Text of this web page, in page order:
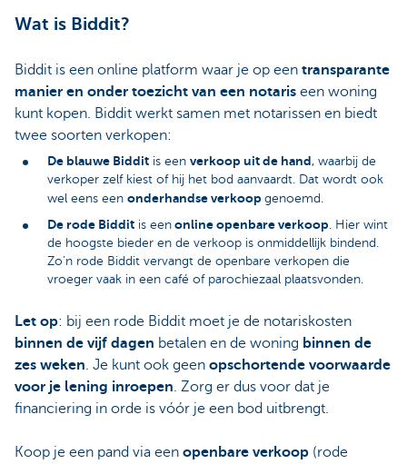
Wat is Biddit?
Biddit is een online platform waar je op een transparante
manier en onder toezicht van een notaris een woning
kunt kopen. Biddit werkt samen met notarissen en biedt
twee soorten verkopen:
De blauwe Biddit is een verkoop uit de hand, waarbij de
verkoper zelf kiest of hij het bod aanvaardt. Dat wordt ook
wel eens een onderhandse verkoop genoemd.
De rode Biddit is een online openbare verkoop. Hier wint
de hoogste bieder en de verkoop is onmiddellijk bindend.
Zo’n rode Biddit vervangt de openbare verkopen die
vroeger vaak in een café of parochiezaal plaatsvonden.
Let op: bij een rode Biddit moet je de notariskosten
binnen de vijf dagen betalen en de woning binnen de
zes weken. Je kunt ook geen opschortende voorwaarde
voor je lening inroepen. Zorg er dus voor dat je
financiering in orde is vóór je een bod uitbrengt.
Koop je een pand via een openbare verkoop (rode